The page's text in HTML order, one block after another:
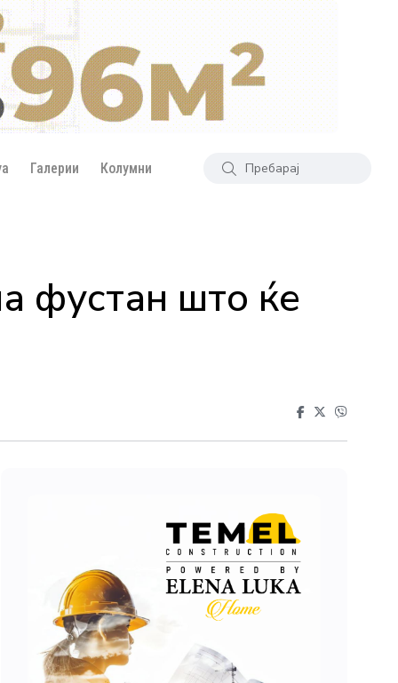
Галерии Колумни
фустан што ќе